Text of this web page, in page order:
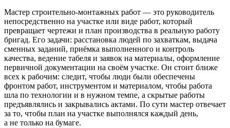
Мастер строительно-монтажных работ — это руководитель
непосредственно на участке или виде работ, который
превращает чертежи и план производства в реальную работу
бригад. Его задачи: расстановка людей по захваткам, выдача
сменных заданий, приёмка выполненного и контроль
качества, ведение табеля и заявок на материалы, оформление
первичной документации на своём участке. Он стоит ближе
всех к рабочим: следит, чтобы люди были обеспечены
фронтом работ, инструментом и материалом, чтобы работа
шла по технологии и в нужном темпе, а скрытые работы
предъявлялись и закрывались актами. По сути мастер отвечает
за то, чтобы план на участке выполнялся каждый день,
а не только на бумаге.